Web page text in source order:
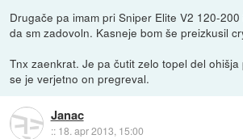
Drugače pa imam pri Sniper Elite V2 120-
da sm zadovoln. Kasneje bom še preizkusil
Tnx zaenkrat. Je pa čutit zelo topel del
se je verjetno on pregreval.
Janac
:: 18. apr 2013, 15:00